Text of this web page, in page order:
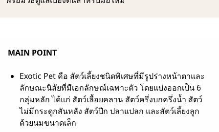
MAIN POINT
Exotic Pet คือ สัตว์เลี้ยงชนิดพิเศษที่มีรูปร่างหน้าตาและ
ลักษณะนิสัยที่มีเอกลักษณ์เฉพาะตัว โดยแบ่งออกเป็น 6
กลุ่มหลัก ได้แก่ สัตว์เลื้อยคลาน สัตว์ครึ่งบกครึ่งน้ำ สัตว์
ไม่มีกระดูกสันหลัง สัตว์ปีก ปลาแปลก และสัตว์เลี้ยงลูก
ด้วยนมขนาดเล็ก